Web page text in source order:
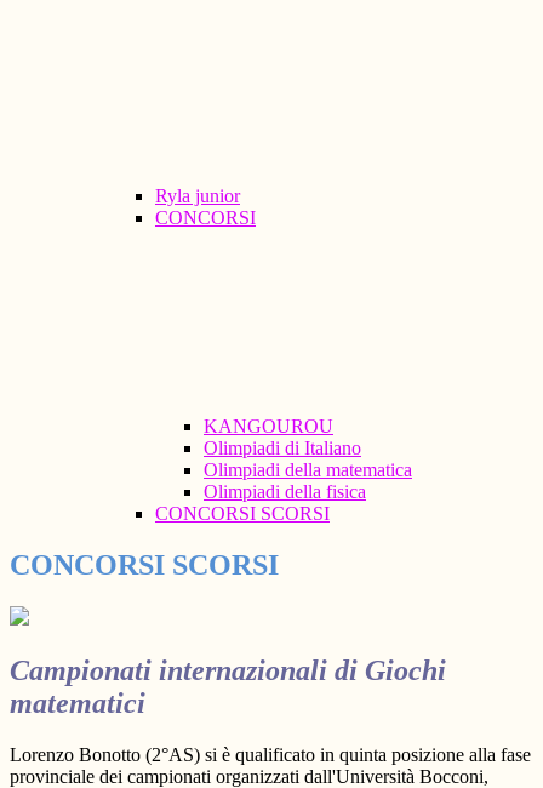
Ryla junior
CONCORSI
KANGOUROU
Olimpiadi di Italiano
Olimpiadi della matematica
Olimpiadi della fisica
CONCORSI SCORSI
CONCORSI SCORSI
Campionati internazionali di Giochi
matematici
Lorenzo Bonotto (2°AS) si è qualificato in quinta posizione alla fase
provinciale dei campionati organizzati dall'Università Bocconi,